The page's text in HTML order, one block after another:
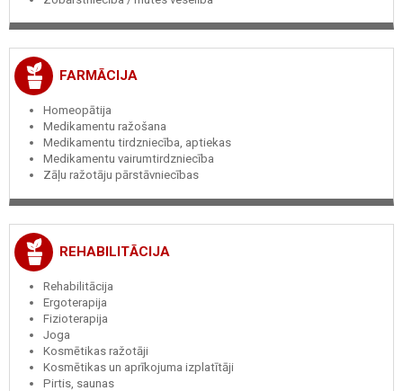
FARMĀCIJA
Homeopātija
Medikamentu ražošana
Medikamentu tirdzniecība, aptiekas
Medikamentu vairumtirdzniecība
Zāļu ražotāju pārstāvniecības
REHABILITĀCIJA
Rehabilitācija
Ergoterapija
Fizioterapija
Joga
Kosmētikas ražotāji
Kosmētikas un aprīkojuma izplatītāji
Pirtis, saunas